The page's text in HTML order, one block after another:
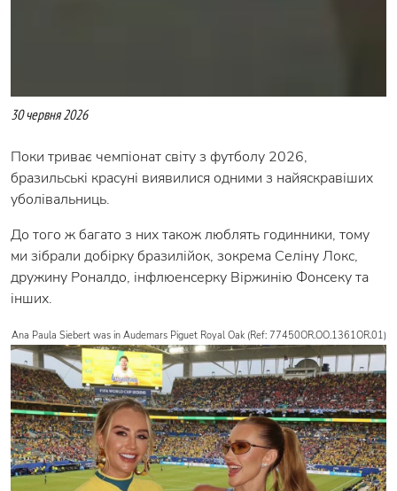
30 червня 2026
Поки триває чемпіонат світу з футболу 2026,
бразильські красуні виявилися одними з найяскравіших
уболівальниць.
До того ж багато з них також люблять годинники, тому
ми зібрали добірку бразилійок, зокрема Селіну Локс,
дружину Роналдо, інфлюенсерку Віржинію Фонсеку та
інших.
Ana Paula Siebert was in Audemars Piguet Royal Oak (Ref: 77450OR.OO.1361OR.01)